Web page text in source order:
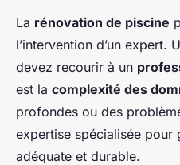
La rénovation de piscine
l’intervention d’un expert.
devez recourir à un
est la complexité des
profondes ou des
expertise spécialisée pour
adéquate et durable.